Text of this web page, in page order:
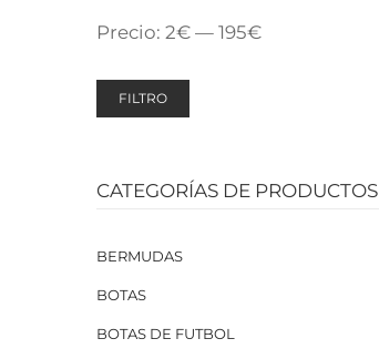
Precio: 2€ — 195€
FILTRO
CATEGORÍAS DE PRODUCTOS
BERMUDAS
BOTAS
BOTAS DE FUTBOL